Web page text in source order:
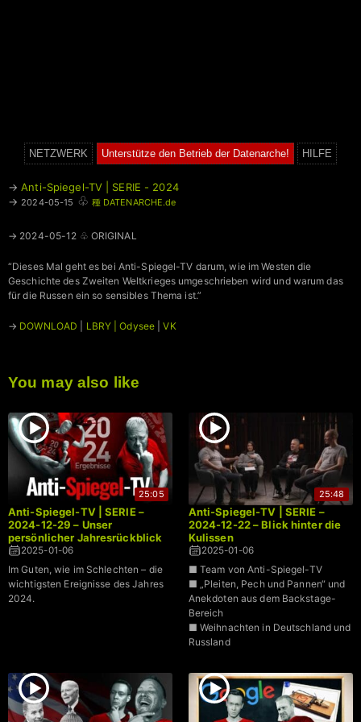
NETZWERK Unterstütze den Betrieb der Datenarche! HILFE
→Anti-Spiegel-TV | SERIE - 2024
→ 2024-05-15 ♧ 種 DATENARCHE.de
→ 2024-05-12 ♧ ORIGINAL
“Dieses Mal geht es bei Anti-Spiegel-TV darum, wie im Westen die
Geschichte des Zweiten Weltkrieges umgeschrieben wird und warum das
für die Russen ein so sensibles Thema ist.”
→ DOWNLOAD LBRY | Odysee |VK
You may also like
25:05
Anti-Spiegel-TV | SERIE –
2024-12-29 – Unser
persönlicher Jahresrückblick
2025-01-06
Im Guten, wie im Schlechten – die
wichtigsten Ereignisse des Jahres
2024.
25:48
Anti-Spiegel-TV | SERIE –
2024-12-22 – Blick hinter die
Kulissen
2025-01-06
■ Team von Anti-Spiegel-TV
■ „Pleiten, Pech und Pannen“ und
Anekdoten aus dem Backstage-
Bereich
■ Weihnachten in Deutschland und
Russland